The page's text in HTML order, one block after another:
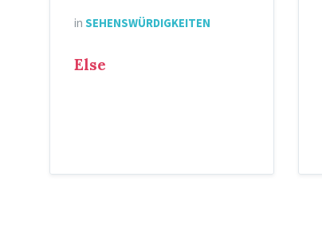
in SEHENSWÜRDIGKEITEN
Else